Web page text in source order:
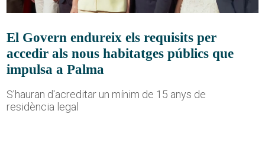
El Govern endureix els requisits per
accedir als nous habitatges públics que
impulsa a Palma
S'hauran d'acreditar un mínim de 15 anys de
residència legal